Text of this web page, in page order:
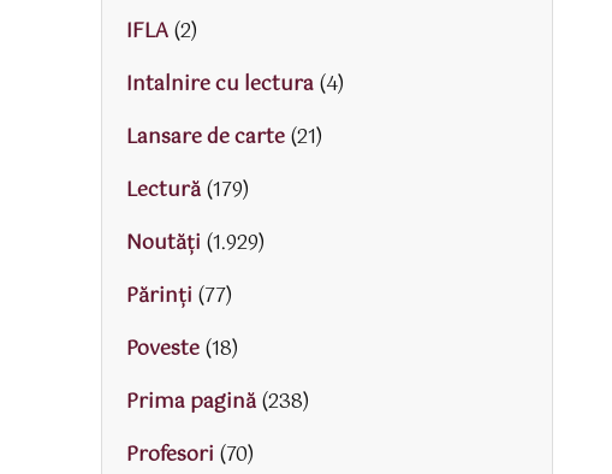
IFLA(2)
Intalnire cu lectura(4)
Lansare de carte(21)
Lectură(179)
Noutăți (1.929)
Părinţi (77)
Poveste(18)
Prima pagină(238)
Profesori (70)